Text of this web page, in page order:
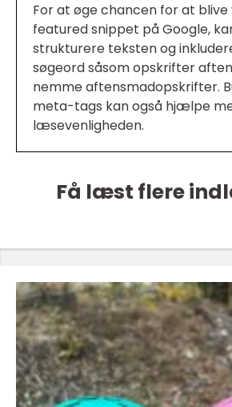
For at øge chancen for at blive
featured snippet på Google,
strukturere teksten og
søgeord såsom opskrifter
nemme aftensmadopskrifter.
meta-tags kan også hjælpe
læsevenligheden.
Få læst flere